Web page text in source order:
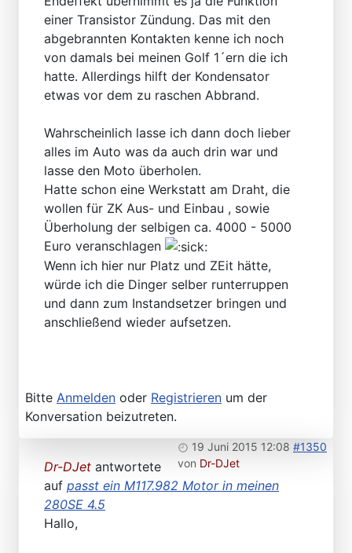
einer Transistor Zündung. Das mit den
abgebrannten Kontakten kenne ich noch
von damals bei meinen Golf 1´ern die ich
hatte. Allerdings hilft der Kondensator
etwas vor dem zu raschen Abbrand.
Wahrscheinlich lasse ich dann doch lieber
alles im Auto was da auch drin war und
lasse den Moto überholen.
Hatte schon eine Werkstatt am Draht, die
wollen für ZK Aus- und Einbau , sowie
Überholung der selbigen ca. 4000 - 5000
Euro veranschlagen
Wenn ich hier nur Platz und ZEit hätte,
würde ich die Dinger selber runterruppen
und dann zum Instandsetzer bringen und
anschließend wieder aufsetzen.
Bitte Anmelden oder Registrieren um der
Konversation beizutreten.
19 Juni 2015 12:08 #1350
von Dr-DJet
Dr-DJet antwortete
auf passt ein M117.982 Motor in meinen
280SE 4.5
Hallo,